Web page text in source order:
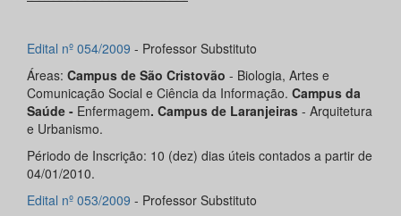
Edital nº 054/2009 - Professor Substituto
Áreas: Campus de São Cristovão - Biologia, Artes e
Comunicação Social e Ciência da Informação. Campus da
Saúde - Enfermagem. Campus de Laranjeiras - Arquitetura
e Urbanismo.
Périodo de Inscrição: 10 (dez) dias úteis contados a partir de
04/01/2010.
Edital nº 053/2009 - Professor Substituto